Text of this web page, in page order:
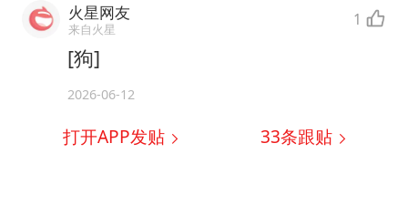
火星网友
来自火星 1
[狗]
2026-06-12
打开APP发贴 33条跟贴